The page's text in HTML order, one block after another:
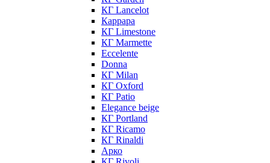
КГ Lancelot
Каррара
КГ Limestone
КГ Marmette
Eccelente
Donna
КГ Milan
КГ Oxford
КГ Patio
Elegance beige
КГ Portland
КГ Ricamo
КГ Rinaldi
Арко